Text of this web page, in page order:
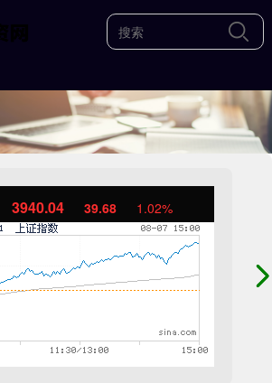
3940.04 39.68 1.02%